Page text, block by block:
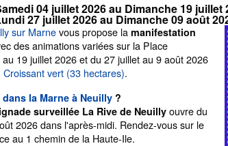
04 juillet 2026au Dimanche 19 juillet
27 juillet 2026au Dimanche 09 août
sur Marnevous propose la manifestation
des animations variées sur la Place
19 juillet 2026 et du 27 juillet au 9 août 2026
Croissant vert (33 hectares).
la Marne à Neuilly ?
surveillée La Rive de Neuilly ouvre du
2026 dans l'après-midi. Rendez-vous sur le
au 1 chemin de la Haute-Ile.